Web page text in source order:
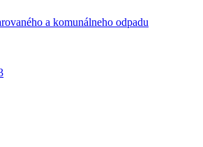
a komunálneho odpadu